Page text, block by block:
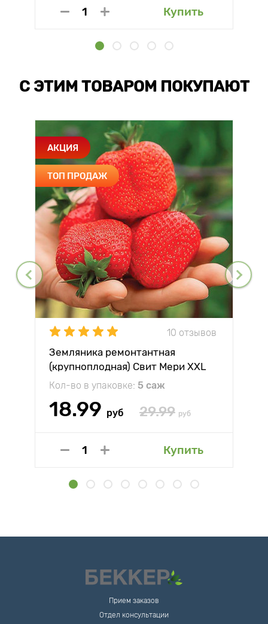
Купить
С ЭТИМ ТОВАРОМ ПОКУПАЮТ
АКЦИЯ
ТОП ПРОДАЖ
10 отзывов
Земляника ремонтантная
(крупноплодная) Свит Мери XXL
Кол-во в упаковке: 5 саж
18.99 руб 29.99 руб
Купить
Прием заказов
Отдел консультации